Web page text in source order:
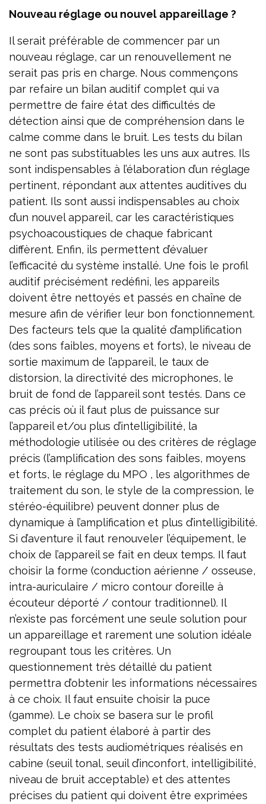
Nouveau réglage ou nouvel appareillage ?
Il serait préférable de commencer par un
nouveau réglage, car un renouvellement ne
serait pas pris en charge. Nous commençons
par refaire un bilan auditif complet qui va
permettre de faire état des difficultés de
détection ainsi que de compréhension dans le
calme comme dans le bruit. Les tests du bilan
ne sont pas substituables les uns aux autres. Ils
sont indispensables à l’élaboration d’un réglage
pertinent, répondant aux attentes auditives du
patient. Ils sont aussi indispensables au choix
d’un nouvel appareil, car les caractéristiques
psychoacoustiques de chaque fabricant
diffèrent. Enfin, ils permettent d’évaluer
l’efficacité du système installé. Une fois le profil
auditif précisément redéfini, les appareils
doivent être nettoyés et passés en chaîne de
mesure afin de vérifier leur bon fonctionnement.
Des facteurs tels que la qualité d’amplification
(des sons faibles, moyens et forts), le niveau de
sortie maximum de l’appareil, le taux de
distorsion, la directivité des microphones, le
bruit de fond de l’appareil sont testés. Dans ce
cas précis où il faut plus de puissance sur
l’appareil et/ou plus d’intelligibilité, la
méthodologie utilisée ou des critères de réglage
précis (l’amplification des sons faibles, moyens
et forts, le réglage du MPO , les algorithmes de
traitement du son, le style de la compression, le
stéréo-équilibre) peuvent donner plus de
dynamique à l’amplification et plus d’intelligibilité.
Si d’aventure il faut renouveler l’équipement, le
choix de l’appareil se fait en deux temps. Il faut
choisir la forme (conduction aérienne / osseuse,
intra-auriculaire / micro contour d’oreille à
écouteur déporté / contour traditionnel). Il
n’existe pas forcément une seule solution pour
un appareillage et rarement une solution idéale
regroupant tous les critères. Un
questionnement très détaillé du patient
permettra d’obtenir les informations nécessaires
à ce choix. Il faut ensuite choisir la puce
(gamme). Le choix se basera sur le profil
complet du patient élaboré à partir des
résultats des tests audiométriques réalisés en
cabine (seuil tonal, seuil d’inconfort, intelligibilité,
niveau de bruit acceptable) et des attentes
précises du patient qui doivent être exprimées